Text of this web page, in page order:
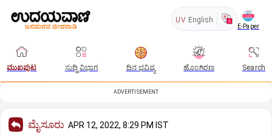
UV English
E-Paper
ಮುಖಪುಟ ಸುದ್ದಿ ವಿಭಾಗ ದಿನ ಭವಿಷ್ಯ ಹೊಂಗಿರಣ Search
ADVERTISEMENT
ಮೈಸೂರು APR 12, 2022, 8:29 PM IST